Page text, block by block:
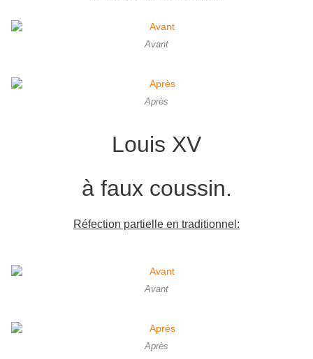
Avant
Après
Louis XV
à faux coussin.
Réfection partielle en traditionnel:
Avant
Après